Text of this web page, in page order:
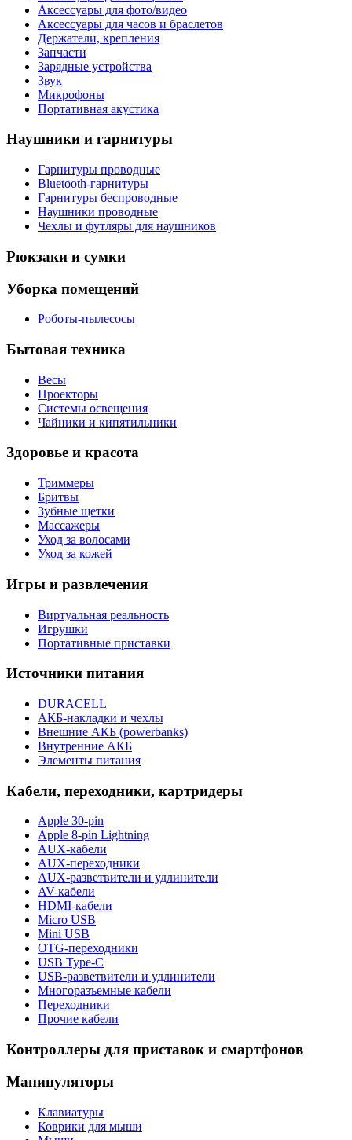
Аксессуары для фото/видео
Аксессуары для часов и браслетов
Держатели, крепления
Запчасти
Зарядные устройства
Звук
Микрофоны
Портативная акустика
Наушники и гарнитуры
Гарнитуры проводные
Bluetooth-гарнитуры
Гарнитуры беспроводные
Наушники проводные
Чехлы и футляры для наушников
Рюкзаки и сумки
Уборка помещений
Роботы-пылесосы
Бытовая техника
Весы
Проекторы
Системы освещения
Чайники и кипятильники
Здоровье и красота
Триммеры
Бритвы
Зубные щетки
Массажеры
Уход за волосами
Уход за кожей
Игры и развлечения
Виртуальная реальность
Игрушки
Портативные приставки
Источники питания
DURACELL
АКБ-накладки и чехлы
Внешние АКБ (powerbanks)
Внутренние АКБ
Элементы питания
Кабели, переходники, картридеры
Apple 30-pin
Apple 8-pin Lightning
AUX-кабели
AUX-переходники
AUX-разветвители и удлинители
AV-кабели
HDMI-кабели
Micro USB
Mini USB
OTG-переходники
USB Type-C
USB-разветвители и удлинители
Многоразъемные кабели
Переходники
Прочие кабели
Контроллеры для приставок и смартфонов
Манипуляторы
Клавиатуры
Коврики для мыши